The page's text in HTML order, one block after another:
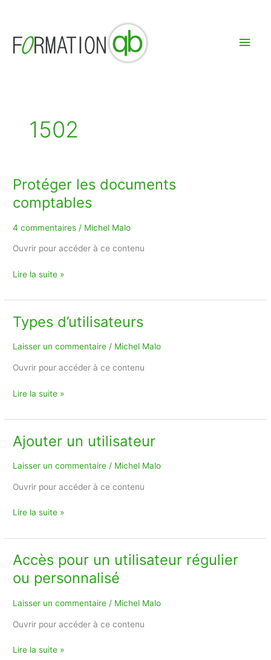
1502
Protéger les documents
comptables
4 commentaires / Michel Malo
Ouvrir pour accéder à ce contenu
Protéger
documents
Lire la suite »
Types d’utilisateurs
Laisser un commentaire / Michel Malo
Ouvrir pour accéder à ce contenu
Types
d’utilisateurs
Lire la suite »
Ajouter un utilisateur
Laisser un commentaire / Michel Malo
Ouvrir pour accéder à ce contenu
Ajouter
un
utilisateur
Lire la suite »
Accès pour un utilisateur régulier
ou personnalisé
Laisser un commentaire / Michel Malo
Ouvrir pour accéder à ce contenu
Accès
un
utilisateur
ou
Lire la suite »